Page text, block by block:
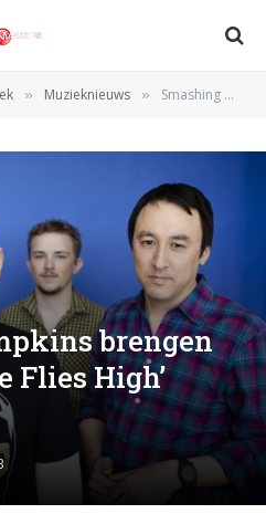
» Muzieknieuws » Smashing Pumpkins brengen ‘The Aeroplane Flies High’ opnieuw uit
brengen
Flies High’